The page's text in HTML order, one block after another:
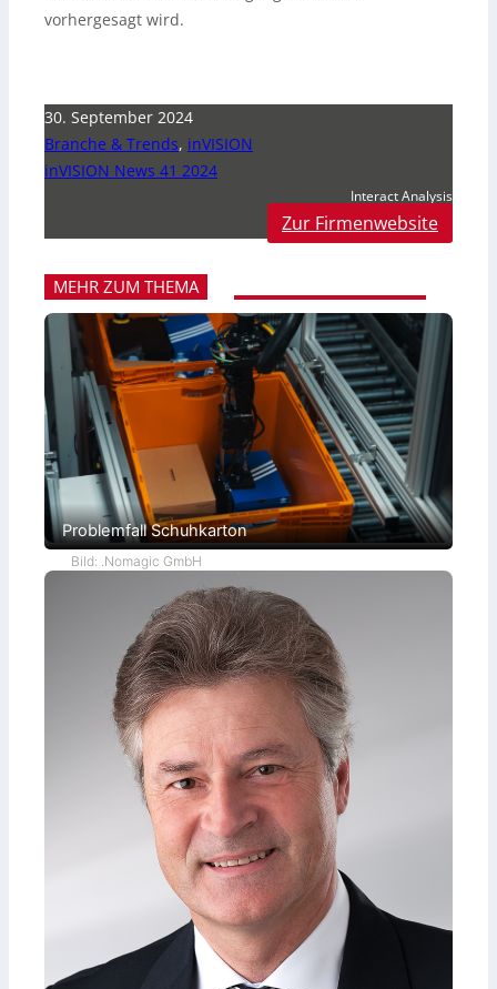
vorhergesagt wird.
30. September 2024
Branche & Trends, inVISION
inVISION News 41 2024
Interact Analysis
Zur Firmenwebsite
MEHR ZUM THEMA
Problemfall Schuhkarton
Bild: .Nomagic GmbH